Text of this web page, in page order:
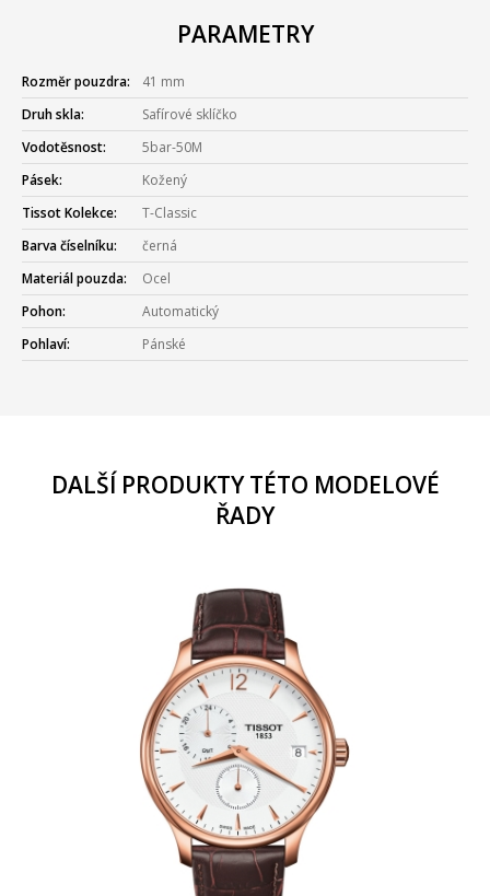
PARAMETRY
Rozměr pouzdra:
41 mm
Druh skla:
Safírové sklíčko
Vodotěsnost:
5bar-50M
Pásek:
Kožený
Tissot Kolekce:
T-Classic
Barva číselníku:
černá
Materiál pouzda:
Ocel
Pohon:
Automatický
Pohlaví:
Pánské
DALŠÍ PRODUKTY TÉTO MODELOVÉ
ŘADY